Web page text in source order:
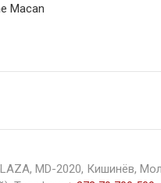
Macan
MD-2020, Кишинёв,